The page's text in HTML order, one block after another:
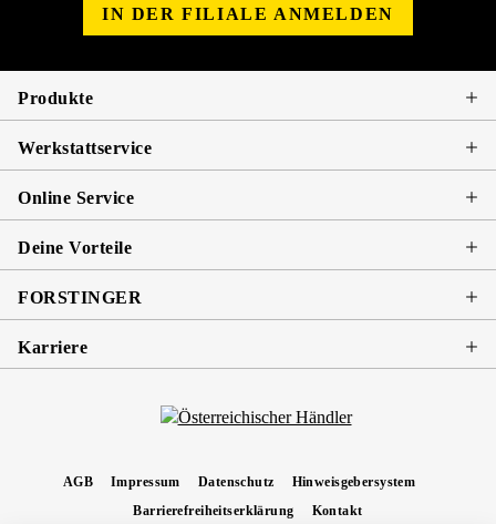
IN DER FILIALE ANMELDEN
Produkte
Werkstattservice
Online Service
Deine Vorteile
FORSTINGER
Karriere
AGB Impressum Datenschutz
Hinweisgebersystem
Barrierefreiheitserklärung
Kontakt